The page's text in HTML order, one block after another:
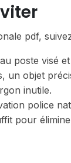
pdf,
poste visé
un objet
inutile.
police
pour